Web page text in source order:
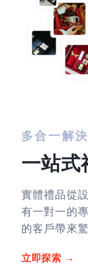
多合一解
一站式
實體禮品從
有一對一的
的客戶帶來
立即探索 →